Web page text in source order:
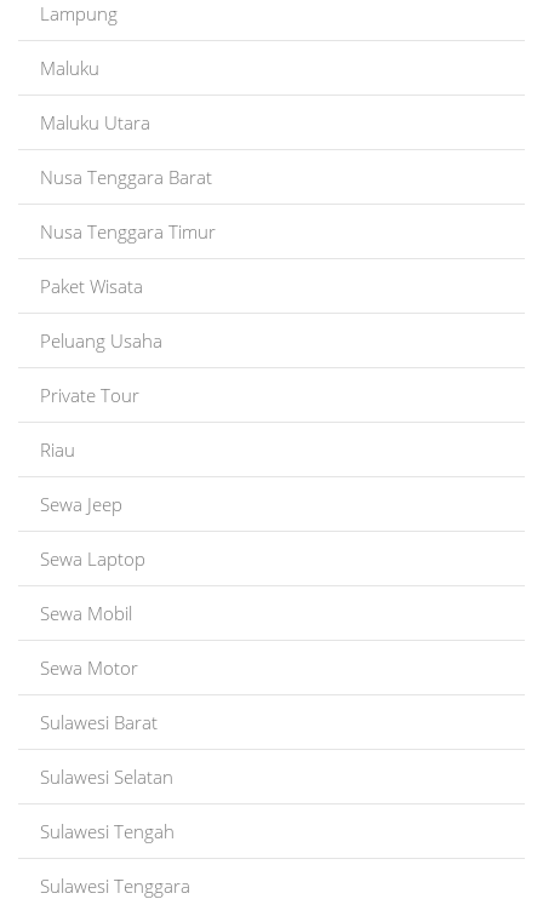
Lampung
Maluku
Maluku Utara
Nusa Tenggara Barat
Nusa Tenggara Timur
Paket Wisata
Peluang Usaha
Private Tour
Riau
Sewa Jeep
Sewa Laptop
Sewa Mobil
Sewa Motor
Sulawesi Barat
Sulawesi Selatan
Sulawesi Tengah
Sulawesi Tenggara